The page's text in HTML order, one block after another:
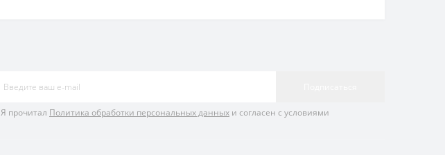
Я прочитал Политика обработки персональных данных и согласен с условиями